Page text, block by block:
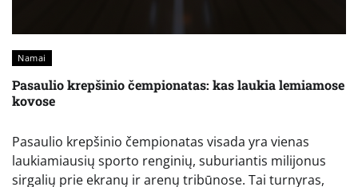
Namai
Pasaulio krepšinio čempionatas: kas laukia lemiamose
kovose
Pasaulio krepšinio čempionatas visada yra vienas
laukiamiausių sporto renginių, suburiantis milijonus
sirgalių prie ekranų ir arenų tribūnose. Tai turnyras,